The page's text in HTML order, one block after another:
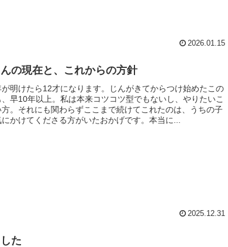
2026.01.15
の現在と、これからの方針
が明けたら12才になります。じんがきてからつけ始めたこの
早10年以上。私は本来コツコツ型でもないし、やりたいこ
方。それにも関わらずここまで続けてこれたのは、うちの子
かけてくださる方がいたおかげです。本当に...
2025.12.31
た